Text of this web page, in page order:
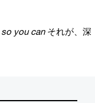
so you can それが、深